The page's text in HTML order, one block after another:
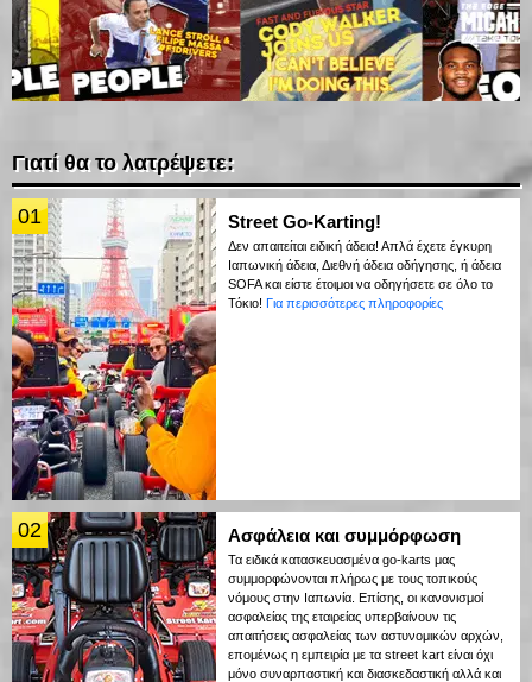
Γιατί θα το λατρέψετε:
01 Street Go-Karting!
Δεν απαιτείται ειδική άδεια! Απλά έχετε έγκυρη
Ιαπωνική άδεια, Διεθνή άδεια οδήγησης, ή άδεια
SOFA και είστε έτοιμοι να οδηγήσετε σε όλο το
Τόκιο! Για περισσότερες πληροφορίες
02 Ασφάλεια και συμμόρφωση
Τα ειδικά κατασκευασμένα go-karts μας
συμμορφώνονται πλήρως με τους τοπικούς
νόμους στην Ιαπωνία. Επίσης, οι κανονισμοί
ασφαλείας της εταιρείας υπερβαίνουν τις
απαιτήσεις ασφαλείας των αστυνομικών αρχών,
επομένως η εμπειρία με τα street kart είναι όχι
μόνο συναρπαστική και διασκεδαστική αλλά και